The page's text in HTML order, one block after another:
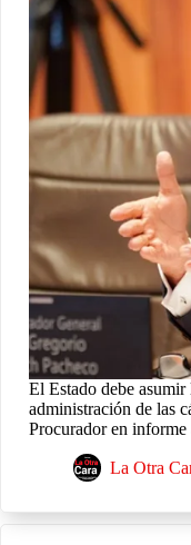
El Estado debe
administración de las
Procurador en informe
La Otra